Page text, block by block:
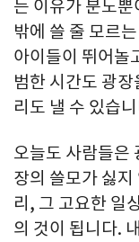
는 이유가 분노
밖에 쓸 줄 모르
아이들이 뛰어놀
범한 시간도 광
리도 낼 수 있습
오늘도 사람들은
장의 쓸모가 싫
리, 그 고요한 일
의 것이 됩니다.